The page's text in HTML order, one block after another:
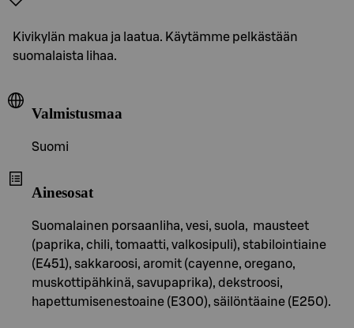
Kivikylän makua ja laatua. Käytämme pelkästään
suomalaista lihaa.
Valmistusmaa
Suomi
Ainesosat
Suomalainen porsaanliha, vesi, suola, mausteet
(paprika, chili, tomaatti, valkosipuli), stabilointiaine
(E451), sakkaroosi, aromit (cayenne, oregano,
muskottipähkinä, savupaprika), dekstroosi,
hapettumisenestoaine (E300), säilöntäaine (E250).